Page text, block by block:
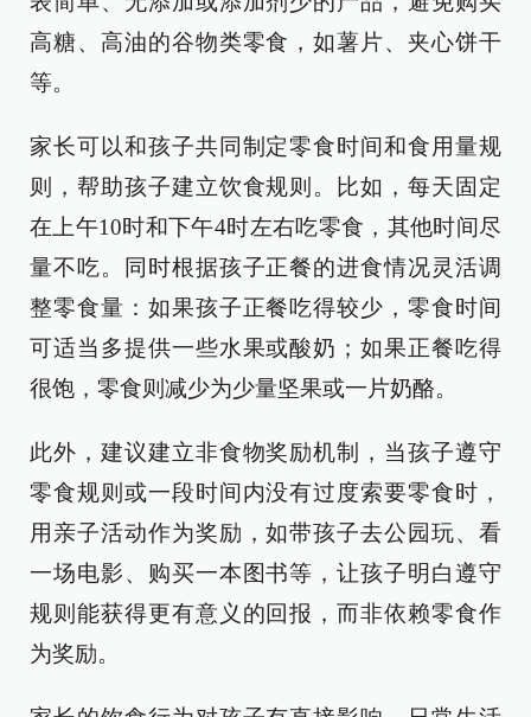
高糖、高油的谷物类零食，如薯片、夹心饼干
等。
家长可以和孩子共同制定零食时间和食用量规
则，帮助孩子建立饮食规则。比如，每天固定
在上午10时和下午4时左右吃零食，其他时间尽
量不吃。同时根据孩子正餐的进食情况灵活调
整零食量：如果孩子正餐吃得较少，零食时间
可适当多提供一些水果或酸奶；如果正餐吃得
很饱，零食则减少为少量坚果或一片奶酪。
此外，建议建立非食物奖励机制，当孩子遵守
零食规则或一段时间内没有过度索要零食时，
用亲子活动作为奖励，如带孩子去公园玩、看
一场电影、购买一本图书等，让孩子明白遵守
规则能获得更有意义的回报，而非依赖零食作
为奖励。